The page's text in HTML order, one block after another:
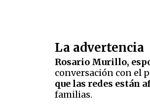
La advertencia
Rosario Murillo,
conversación con el
que las redes están
familias.